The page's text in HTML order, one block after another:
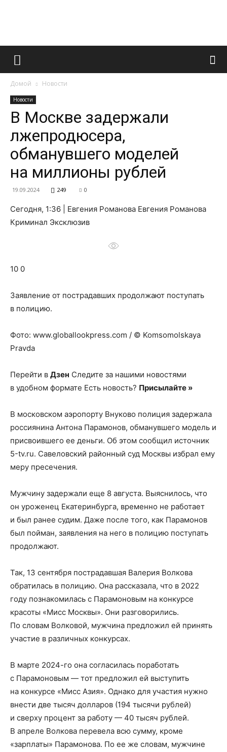
Французский
и
все
Домой Новости
Новости
В Москве задержали
лжепродюсера,
обманувшего моделей
на миллионы рублей
19.09.2024 249 0
Сегодня, 1:36 | Евгения Романова Евгения Романова
Криминал Эксклюзив
10 0
Заявление от пострадавших продолжают поступать
в полицию.
Фото: www.globallookpress.com / © Komsomolskaya
Pravda
Перейти в Дзен Следите за нашими новостями
в удобном формате Есть новость? Присылайте »
В московском аэропорту Внуково полиция задержала
россиянина Антона Парамонов, обманувшего модель и
присвоившего ее деньги. Об этом сообщил источник
5-tv.ru. Савеловский районный суд Москвы избрал ему
меру пресечения.
Мужчину задержали еще 8 августа. Выяснилось, что
он уроженец Екатеринбурга, временно не работает
и был ранее судим. Даже после того, как Парамонов
был пойман, заявления на него в полицию поступать
продолжают.
Так, 13 сентября пострадавшая Валерия Волкова
обратилась в полицию. Она рассказала, что в 2022
году познакомилась с Парамоновым на конкурсе
красоты «Мисс Москвы». Они разговорились.
По словам Волковой, мужчина предложил ей принять
участие в различных конкурсах.
В марте 2024-го она согласилась поработать
с Парамоновым — тот предложил ей выступить
на конкурсе «Мисс Азия». Однако для участия нужно
внести две тысяч долларов (194 тысячи рублей)
и сверху процент за работу — 40 тысяч рублей.
В апреле Волкова перевела всю сумму, кроме
«зарплаты» Парамонова. По ее же словам, мужчине